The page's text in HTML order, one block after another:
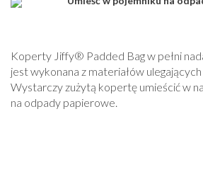
Koperty Jiffy® Padded Bag w pełni
jest wykonana z materiałów
Wystarczy zużytą kopertę umieścić w
na odpady papierowe.